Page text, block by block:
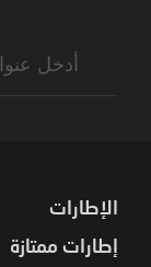
الإطارات
إطارات ممتازة